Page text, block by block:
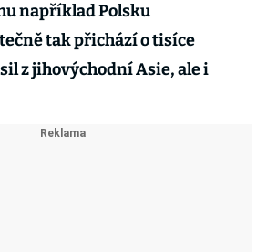
například Polsku
tak přichází o tisíce
z jihovýchodní Asie, ale i